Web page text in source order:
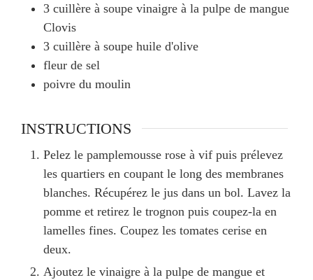
3 cuillère à soupe vinaigre à la pulpe de mangue
Clovis
3 cuillère à soupe huile d'olive
fleur de sel
poivre du moulin
INSTRUCTIONS
Pelez le pamplemousse rose à vif puis prélevez
les quartiers en coupant le long des membranes
blanches. Récupérez le jus dans un bol. Lavez la
pomme et retirez le trognon puis coupez-la en
lamelles fines. Coupez les tomates cerise en
deux.
Ajoutez le vinaigre à la pulpe de mangue et